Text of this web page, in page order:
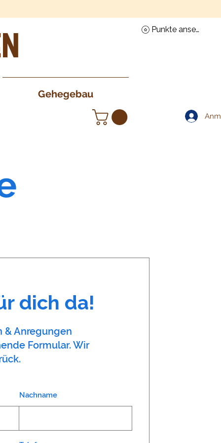
Punkte ansehen
Gehegebau
dich da!
& Anregungen
Formular. Wir
Nachname